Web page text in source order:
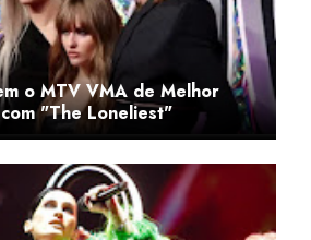
o MTV VMA de Melhor
"The Loneliest"